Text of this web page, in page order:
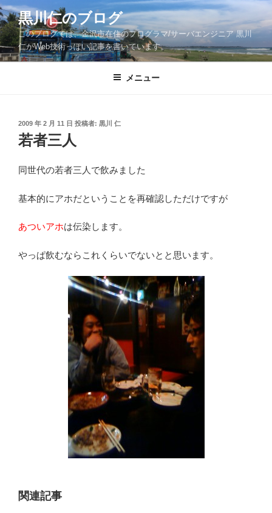
コ
ン
テ
ン
ツ
黒川仁のブログ
このブログでは、金沢市在住のプログラマ/サーバエンジニア 黒川
仁がWeb技術っぽい記事を書いています。
メニュー
投
稿
日:
2009 年 2 月 11 日 投稿者: 黒川 仁
若者三人
同世代の若者三人で飲みました
基本的にアホだということを再確認しただけですが
あついアホは伝染します。
やっぱ飲むならこれくらいでないとと思います。
関連記事